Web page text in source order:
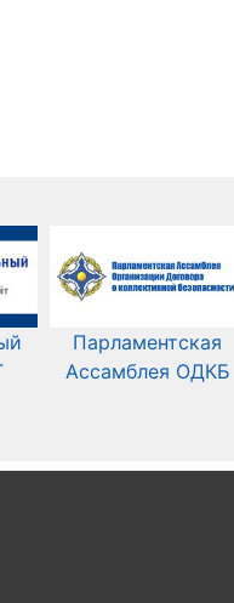
Парламентская
Ассамблея ОДКБ